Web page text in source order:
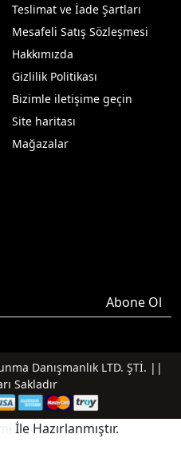
Teslimat ve İade Şartları
Mesafeli Satış Sözleşmesi
Hakkımızda
Gizlilik Politikası
Bizimle iletişime geçin
Site haritası
Mağazalar
Abone Ol
Danışmanlık LTD. ŞTİ. ||
Sakladır
İle Hazırlanmıştır.